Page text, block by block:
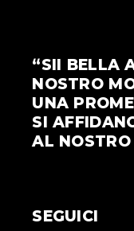
“SII BELLA
NOSTRO
UNA
SI
AL
SEGUICI